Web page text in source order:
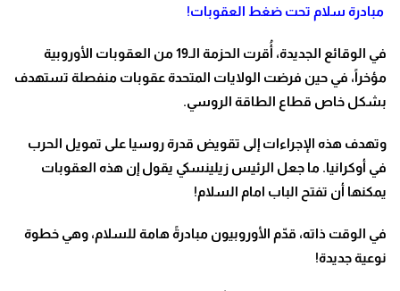
مبادرة سلام تحت ضغط العقوبات!
في الوقائع الجديدة، أُقرت الحزمة الـ19 من العقوبات الأوروبية
مؤخراً، في حين فرضت الولايات المتحدة عقوبات منفصلة تستهدف
بشكل خاص قطاع الطاقة الروسي.
وتهدف هذه الإجراءات إلى تقويض قدرة روسيا على تمويل الحرب
في أوكرانيا. ما جعل الرئيس زيلينسكي يقول إن هذه العقوبات
يمكنها أن تفتح الباب امام السلام!
في الوقت ذاته، قدّم الأوروبيون مبادرةً هامة للسلام، وهي خطوة
نوعية جديدة!